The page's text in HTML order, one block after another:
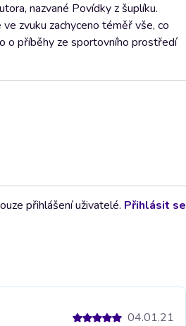
nazvané Povídky z šuplíku.
zvuku zachyceno téměř vše, co
o příběhy ze sportovního prostředí
přihlášení uživatelé. Přihlásit se
04.01.21